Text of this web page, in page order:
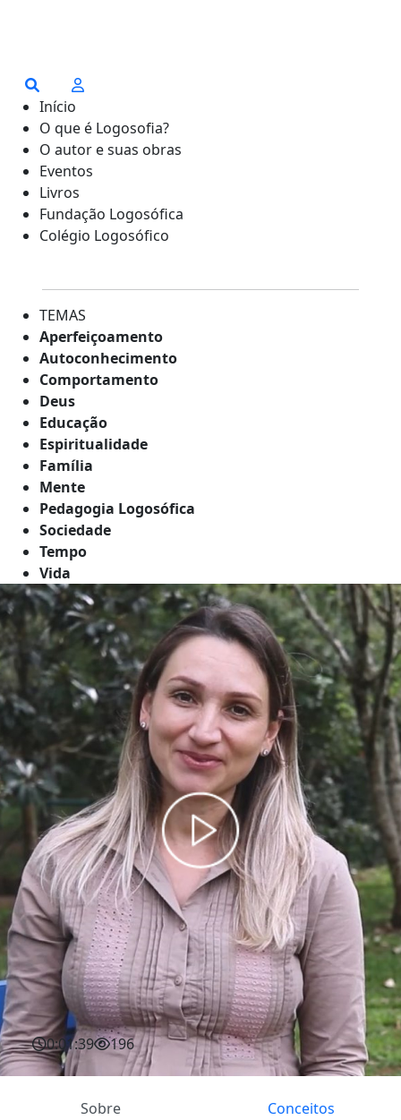
Início
O que é Logosofia?
O autor e suas obras
Eventos
Livros
Fundação Logosófica
Colégio Logosófico
TEMAS
Aperfeiçoamento
Autoconhecimento
Comportamento
Deus
Educação
Espiritualidade
Família
Mente
Pedagogia Logosófica
Sociedade
Tempo
Vida
0:01:39 196
Sobre Conceitos